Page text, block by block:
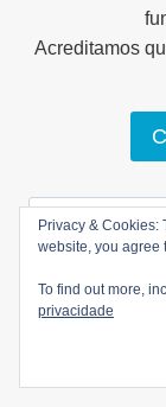
Acreditamos
Pesquisar
por:
© 2026
Privacy & Cookies:
website, you agree
To find out more,
privacidade